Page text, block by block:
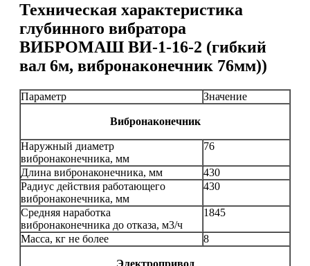
Техническая характеристика
глубинного вибратора
ВИБРОМАШ ВИ-1-16-2 (гибкий
вал 6м, вибронаконечник 76мм))
Параметр Значение
Вибронаконечник
Наружный диаметр
вибронаконечника, мм
76
Длина вибронаконечника, мм
430
Радиус действия работающего
вибронаконечника, мм
430
Средняя наработка
вибронаконечника до отказа, м3/ч
1845
Масса, кг не более 8
Электропривод